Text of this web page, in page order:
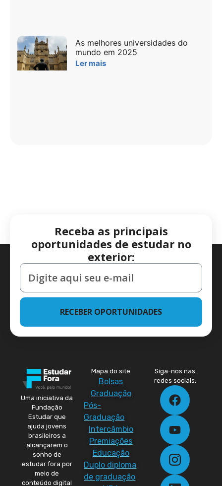
As melhores universidades do
mundo em 2025
Ler mais
Receba as principais
oportunidades de estudar no
exterior:
RECEBER OPORTUNIDADES
Uma iniciativa da
Fundação
Estudar que
ajuda jovens
brasileiros a
alcançarem o
sonho de
estudar fora por
meio de
conteúdo digital
Mapa do site
Bolsas
Graduação
Pós-
Graduação
Intercâmbio
Premiações
Educação
Duplo diploma
de graduação
Siga-nos nas
redes sociais: